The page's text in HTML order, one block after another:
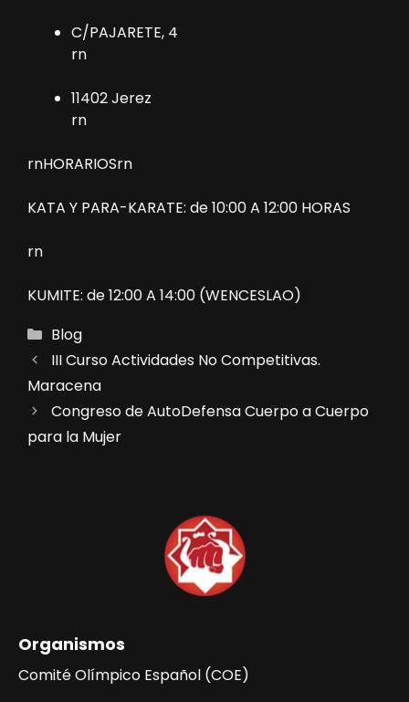
C/PAJARETE, 4
rn
11402 Jerez
rn
rnHORARIOSrn
KATA Y PARA-KARATE: de 10:00 A 12:00 HORAS
rn
KUMITE: de 12:00 A 14:00 (WENCESLAO)
Categorías
Blog
III Curso Actividades No Competitivas.
Maracena
Congreso de AutoDefensa Cuerpo a Cuerpo
para la Mujer
Organismos
Comité Olímpico Español (COE)